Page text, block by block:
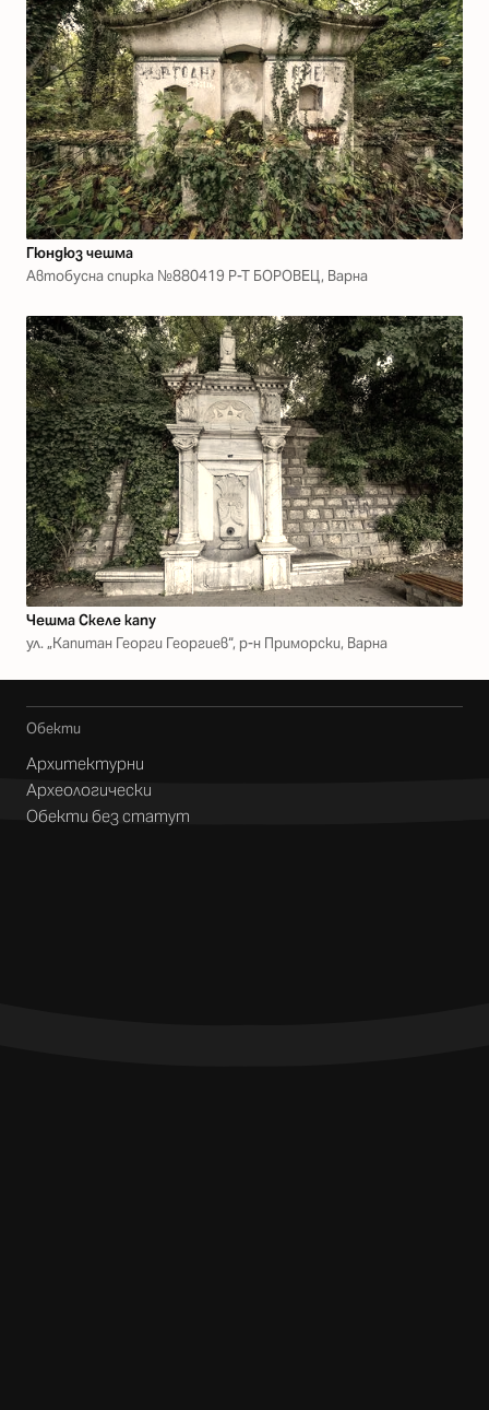
Гюндюз чешма
Автобусна спирка №880419 Р-Т БОРОВЕЦ, Варна
Чешма Скеле капу
ул. „Капитан Георги Георгиев“, р-н Приморски, Варна
Обекти
Архитектурни
Археологически
Обекти без статут